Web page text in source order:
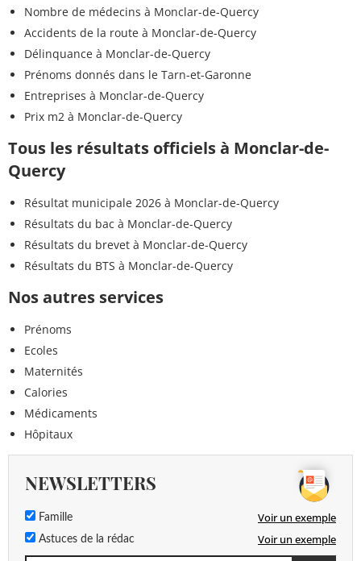
Nombre de médecins à Monclar-de-Quercy
Accidents de la route à Monclar-de-Quercy
Délinquance à Monclar-de-Quercy
Prénoms donnés dans le Tarn-et-Garonne
Entreprises à Monclar-de-Quercy
Prix m2 à Monclar-de-Quercy
Tous les résultats officiels à Monclar-de-
Quercy
Résultat municipale 2026 à Monclar-de-Quercy
Résultats du bac à Monclar-de-Quercy
Résultats du brevet à Monclar-de-Quercy
Résultats du BTS à Monclar-de-Quercy
Nos autres services
Prénoms
Ecoles
Maternités
Calories
Médicaments
Hôpitaux
NEWSLETTERS
Famille Voir un exemple
Astuces de la rédac Voir un exemple